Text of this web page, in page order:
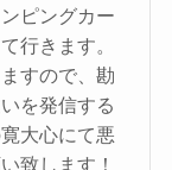
ピングカー
行きます。
すので、勘
を発信する
大心にて悪
致します！